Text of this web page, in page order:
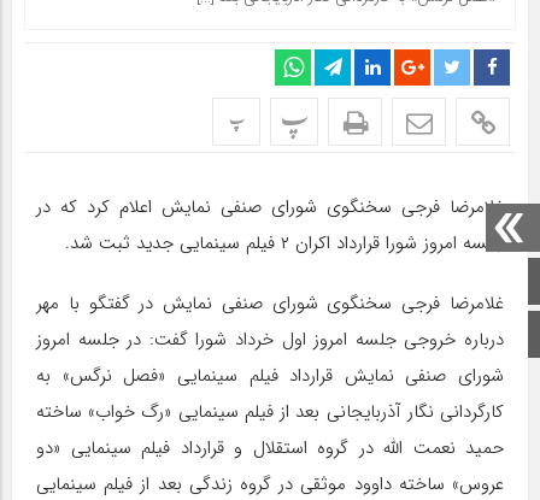
اینستاگرام
پ پ
غلامرضا فرجی سخنگوی شورای صنفی نمایش اعلام کرد که در
جلسه امروز شورا قرارداد اکران ۲ فیلم سینمایی جدید ثبت شد.
غلامرضا فرجی سخنگوی شورای صنفی نمایش در گفتگو با مهر
درباره خروجی جلسه امروز اول خرداد شورا گفت: در جلسه امروز
شورای صنفی نمایش قرارداد فیلم سینمایی «فصل نرگس» به
کارگردانی نگار آذربایجانی بعد از فیلم سینمایی «رگ خواب» ساخته
حمید نعمت الله در گروه استقلال و قرارداد فیلم سینمایی «دو
عروس» ساخته داوود موثقی در گروه زندگی بعد از فیلم سینمایی